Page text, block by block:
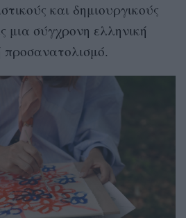
και δημιουργικούς
μια σύγχρονη ελληνική
προσανατολισμό.